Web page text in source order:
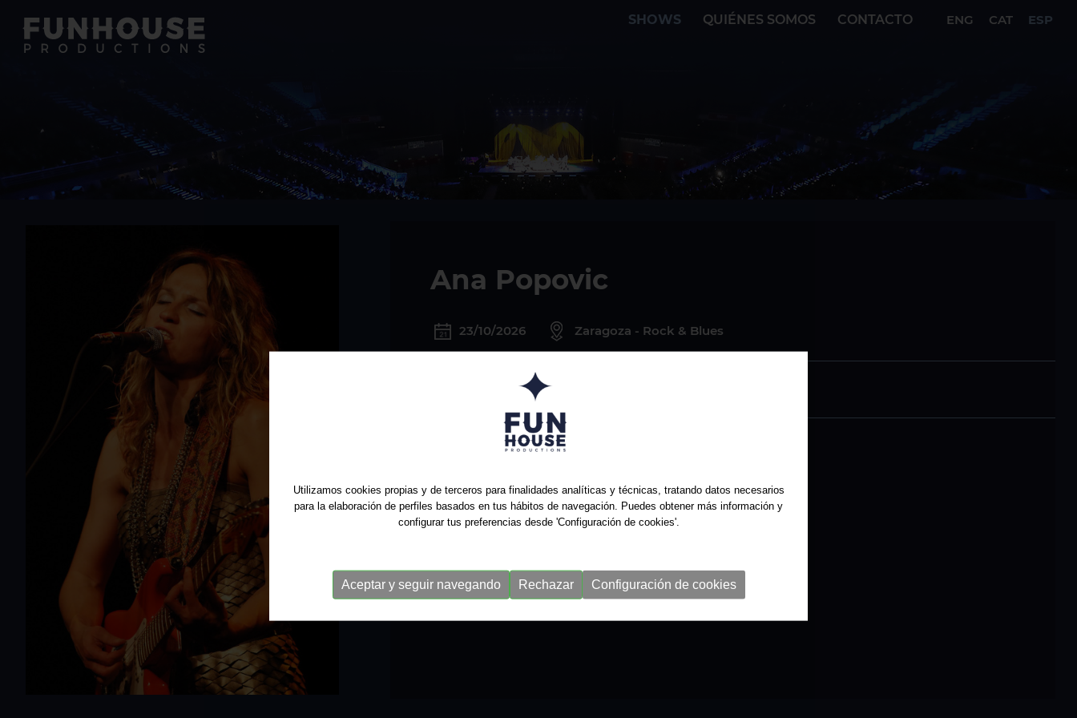
SHOWS QUIÉNES SOMOS CONTACTO ENG CAT ESP
Ana Popovic
Zaragoza - Rock & Blues
23/10/2026
24/10/2026
Utilizamos cookies propias y de terceros para finalidades analíticas y técnicas, tratando datos necesarios
para la elaboración de perfiles basados en tus hábitos de navegación. Puedes obtener más información y
configurar tus preferencias desde 'Configuración de cookies'.
Aceptar y seguir navegando Rechazar Configuración de cookies